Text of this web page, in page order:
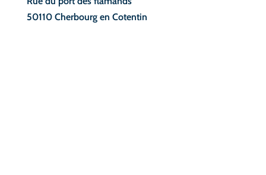
50110 Cherbourg en Cotentin